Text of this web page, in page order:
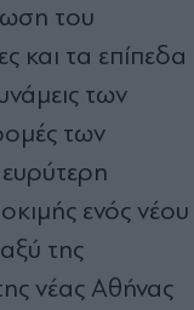
του
και τα επίπεδα
των
των
ενός νέου
της
νέας Αθήνας